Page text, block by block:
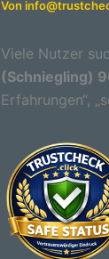
Von
Viele Nutzer
(Schniegling)
Erfahrungen“,